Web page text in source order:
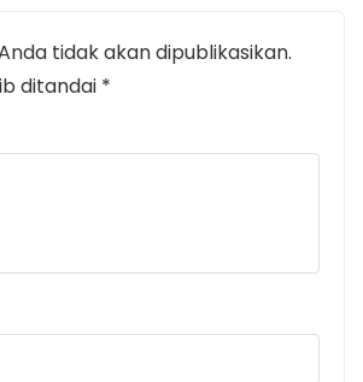
tidak akan dipublikasikan.
ditandai *